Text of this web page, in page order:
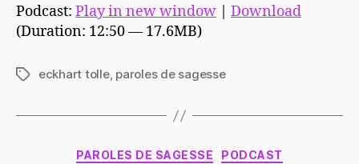
Podcast: Play in new window
Download
(Duration: 12:50 — 17.6MB)
Étiquettes
eckhart tolle, paroles de sagesse
Catégories
PAROLES DE SAGESSE PODCAST